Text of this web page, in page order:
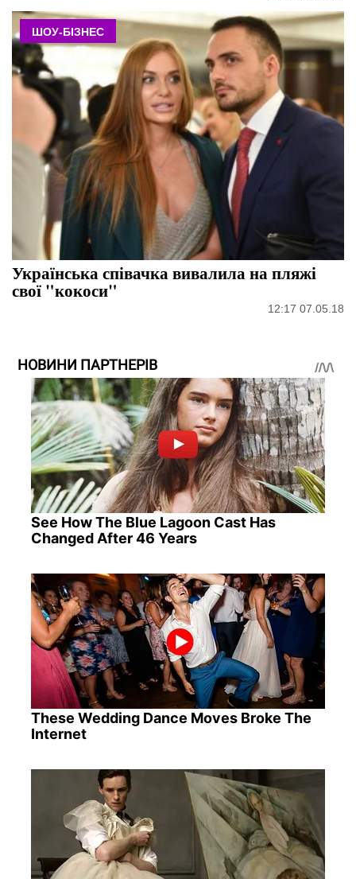
ШОУ-БІЗНЕС
Українська співачка вивалила на пляжі
свої "кокоси"
12:17 07.05.18
НОВИНИ ПАРТНЕРІВ
See How The Blue Lagoon Cast Has
Changed After 46 Years
These Wedding Dance Moves Broke The
Internet